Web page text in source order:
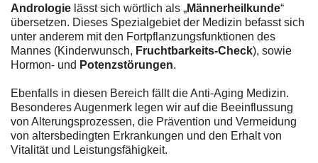
Andrologie lässt sich wörtlich als „Männerheilkunde“
übersetzen. Dieses Spezialgebiet der Medizin befasst sich
unter anderem mit den Fortpflanzungsfunktionen des
Mannes (Kinderwunsch, Fruchtbarkeits-Check), sowie
Hormon- und Potenzstörungen.
Ebenfalls in diesen Bereich fällt die Anti-Aging Medizin.
Besonderes Augenmerk legen wir auf die Beeinflussung
von Alterungsprozessen, die Prävention und Vermeidung
von altersbedingten Erkrankungen und den Erhalt von
Vitalität und Leistungsfähigkeit.